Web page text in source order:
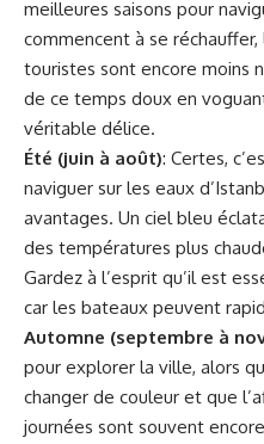
meilleures saisons pour
commencent à se
touristes sont encore moins
de ce temps doux en
véritable délice.
Été (juin à août): Certes,
naviguer sur les eaux
avantages. Un ciel bleu
des températures plus
Gardez à l’esprit qu’il est
car les bateaux peuvent
Automne (septembre à
pour explorer la ville, alors
changer de couleur et que
journées sont souvent